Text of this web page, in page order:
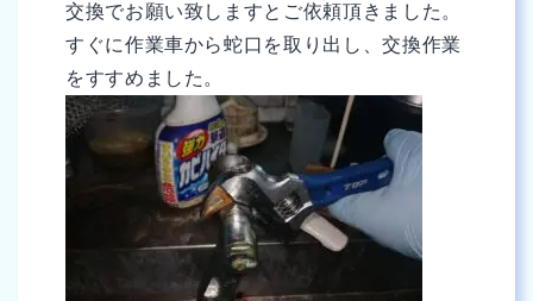
交換でお願い致しますとご依頼頂きました。
すぐに作業車から蛇口を取り出し、交換作業
をすすめました。